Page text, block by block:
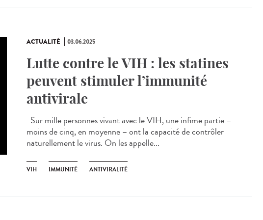
ACTUALITÉ 03.06.2025
Lutte contre le VIH : les statines
peuvent stimuler l’immunité
antivirale
Sur mille personnes vivant avec le VIH, une infime partie –
moins de cinq, en moyenne – ont la capacité de contrôler
naturellement le virus. On les appelle...
VIH IMMUNITÉ ANTIVIRALITÉ